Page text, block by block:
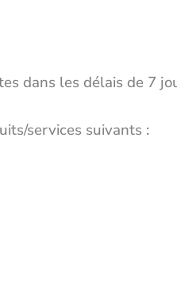
dans les délais de 7
services suivants :